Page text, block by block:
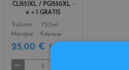
CLI551XL / PGI550XL -
4 + 1 GRATIS
Color
Volume
73.0ml
Marque
Kitencre
25,00 € TTC